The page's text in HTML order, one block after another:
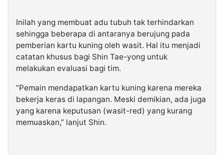
Inilah yang membuat adu tubuh tak terhindarkan
sehingga beberapa di antaranya berujung pada
pemberian kartu kuning oleh wasit. Hal itu menjadi
catatan khusus bagi Shin Tae-yong untuk
melakukan evaluasi bagi tim.
“Pemain mendapatkan kartu kuning karena mereka
bekerja keras di lapangan. Meski demikian, ada juga
yang karena keputusan (wasit-red) yang kurang
memuaskan,” lanjut Shin.